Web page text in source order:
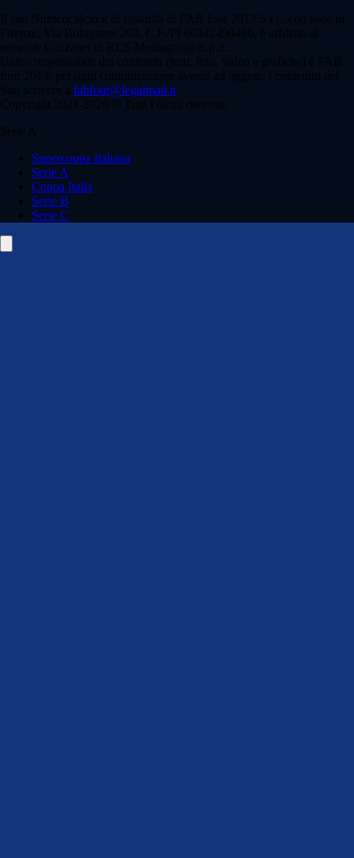
Il sito Numericalcio.it di titolarità di FAB four 2013 S.r.l., con sede in
Firenze, Via Bolognese 263, C.F./PI 06342490486, è affiliato al
network Gazzanet di RCS Mediagroup S.p.a..
Unico responsabile dei contenuti (testi, foto, video e grafiche) è FAB
four 2013; per ogni comunicazione avente ad oggetto i contenuti del
Sito scrivere a fabfour@legalmail.it
Copyright 2021-2026 © Tutti i diritti riservati.
Serie A
Supercoppa Italiana
Serie A
Coppa Italia
Serie B
Serie C